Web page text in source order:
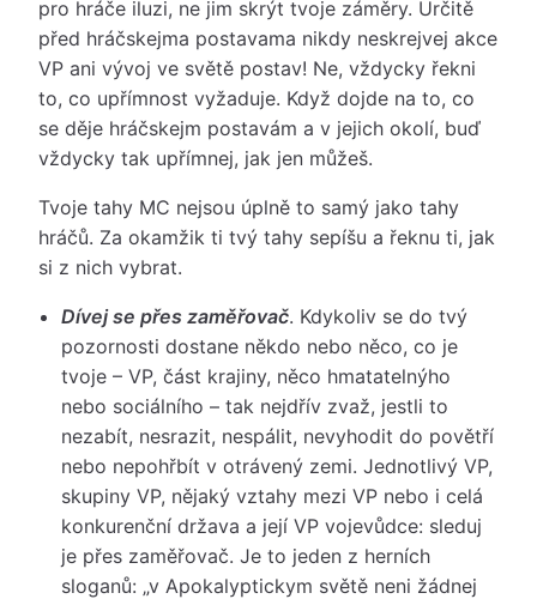
pro hráče iluzi, ne jim skrýt tvoje záměry. Určitě
před hráčskejma postavama nikdy neskrejvej akce
VP ani vývoj ve světě postav! Ne, vždycky řekni
to, co upřímnost vyžaduje. Když dojde na to, co
se děje hráčskejm postavám a v jejich okolí, buď
vždycky tak upřímnej, jak jen můžeš.
Tvoje tahy MC nejsou úplně to samý jako tahy
hráčů. Za okamžik ti tvý tahy sepíšu a řeknu ti, jak
si z nich vybrat.
Dívej se přes zaměřovač. Kdykoliv se do tvý
pozornosti dostane někdo nebo něco, co je
tvoje – VP, část krajiny, něco hmatatelnýho
nebo sociálního – tak nejdřív zvaž, jestli to
nezabít, nesrazit, nespálit, nevyhodit do povětří
nebo nepohřbít v otrávený zemi. Jednotlivý VP,
skupiny VP, nějaký vztahy mezi VP nebo i celá
konkurenční država a její VP vojevůdce: sleduj
je přes zaměřovač. Je to jeden z herních
sloganů: „v Apokalyptickym světě neni žádnej